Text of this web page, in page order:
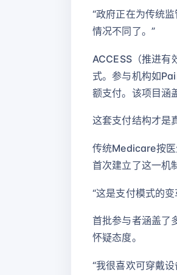
“政府正在为传统
情况不同了。”
ACCESS（推进有
式。参与机构如
额支付。该项目涵
这套支付结构才是
传统Medicare按医
首次建立了这一机
“这是支付模式的
首批参与者涵盖
怀疑态度。
“我很喜欢可穿戴